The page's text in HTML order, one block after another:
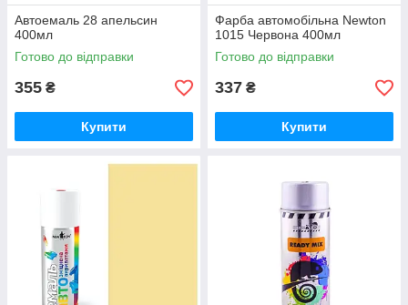
Автоемаль 28 апельсин
400мл
Готово до відправки
355 ₴
Купити
Фарба автомобільна Newton
1015 Червона 400мл
Готово до відправки
337 ₴
Купити